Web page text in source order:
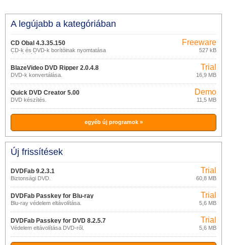
A legújabb a kategóriában
CD Obal 4.3.35.150
CD-k és DVD-k borítóinak nyomtatása
és készítése
Freeware
527 kB
BlazeVideo DVD Ripper 2.0.4.8
DVD-k konvertálása.
Trial
16,9 MB
Quick DVD Creator 5.00
DVD készítés.
Demo
11,5 MB
egyéb új programok »
Új frissítések
DVDFab 9.2.3.1
Biztonsági DVD.
Trial
60,8 MB
DVDFab Passkey for Blu-ray
8.2.5.8
Blu-ray védelem eltávolítása.
Trial
5,6 MB
DVDFab Passkey for DVD 8.2.5.7
Védelem eltávolítása DVD-ről.
Trial
5,6 MB